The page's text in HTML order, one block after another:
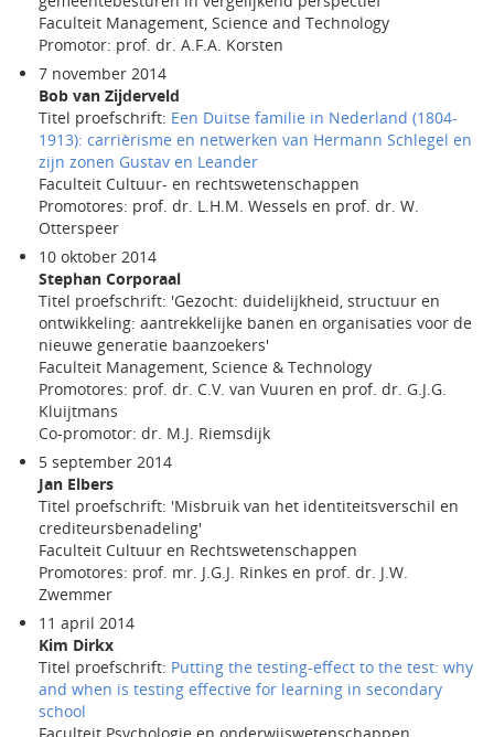
Faculteit Management, Science and Technology
Promotor: prof. dr. A.F.A. Korsten
7 november 2014
Bob van Zijderveld
Titel proefschrift: Een Duitse familie in Nederland (1804-
1913): carrièrisme en netwerken van Hermann Schlegel en
zijn zonen Gustav en Leander
Faculteit Cultuur- en rechtswetenschappen
Promotores: prof. dr. L.H.M. Wessels en prof. dr. W.
Otterspeer
10 oktober 2014
Stephan Corporaal
Titel proefschrift: 'Gezocht: duidelijkheid, structuur en
ontwikkeling: aantrekkelijke banen en organisaties voor de
nieuwe generatie baanzoekers'
Faculteit Management, Science & Technology
Promotores: prof. dr. C.V. van Vuuren en prof. dr. G.J.G.
Kluijtmans
Co-promotor: dr. M.J. Riemsdijk
5 september 2014
Jan Elbers
Titel proefschrift: 'Misbruik van het identiteitsverschil en
crediteursbenadeling'
Faculteit Cultuur en Rechtswetenschappen
Promotores: prof. mr. J.G.J. Rinkes en prof. dr. J.W.
Zwemmer
11 april 2014
Kim Dirkx
Titel proefschrift: Putting the testing-effect to the test: why
and when is testing effective for learning in secondary
school